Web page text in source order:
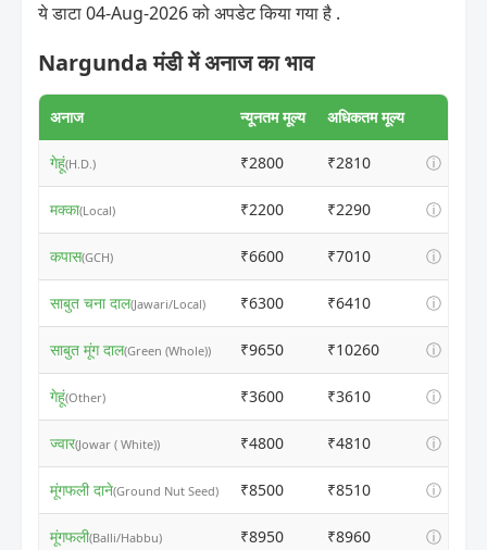
ये डाटा 04-Aug-2026 को अपडेट किया गया है .
Nargunda मंडी में अनाज का भाव
अनाज न्यूनतम मूल्य अधिकतम मूल्य
गेहूं(H.D.) ₹2800 ₹2810 ⓘ
मक्का(Local) ₹2200 ₹2290 ⓘ
कपास(GCH) ₹6600 ₹7010 ⓘ
साबुत चना दाल(Jawari/Local) ₹6300 ₹6410 ⓘ
साबुत मूंग दाल(Green (Whole)) ₹9650 ₹10260 ⓘ
गेहूं(Other) ₹3600 ₹3610 ⓘ
ज्वार(Jowar ( White)) ₹4800 ₹4810 ⓘ
मूंगफली दाने(Ground Nut Seed) ₹8500 ₹8510 ⓘ
मूंगफली(Balli/Habbu) ₹8950 ₹8960 ⓘ